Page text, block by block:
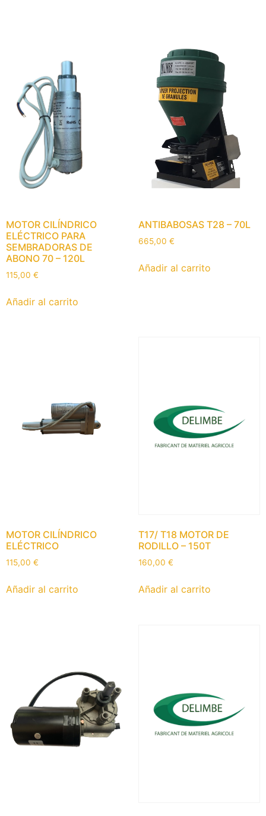
MOTOR CILÍNDRICO
ELÉCTRICO PARA
SEMBRADORAS DE
ABONO 70 – 120L
115,00 €
Añadir al carrito
ANTIBABOSAS T28 – 70L
665,00 €
Añadir al carrito
MOTOR CILÍNDRICO
ELÉCTRICO
115,00 €
Añadir al carrito
T17/ T18 MOTOR DE
RODILLO – 150T
160,00 €
Añadir al carrito